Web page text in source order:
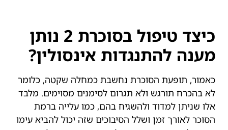
כיצד טיפול בסוכרת 2 נותן
מענה להתנגדות אינסולין?
כאמור, תופעת הסוכרת נחשבת כמחלה שקטה, כלומר
לא בהכרח תורגש ולא תגרום לסימנים מסוימים. מלבד
אלו שניתן למדוד ולהשגיח בהם, כמו עלייה ברמת
הסוכר לאורך זמן ושלל הסיבוכים שזה יכול להביא עימו